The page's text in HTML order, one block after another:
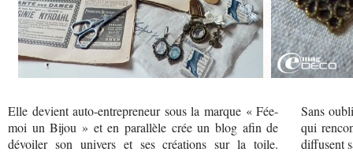
Elle devient auto-entrepreneur sous la marque « Fée-
moi un Bijou » et en parallèle crée un blog afin de
dévoiler son univers et ses créations sur la toile.
Sans
qui
diffusent